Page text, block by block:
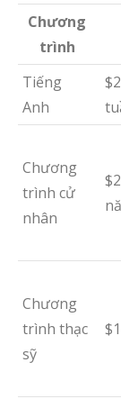
Chương
trình
Tiếng
Anh
Chương
trình cử
nhân
Chương
trình thạc
sỹ